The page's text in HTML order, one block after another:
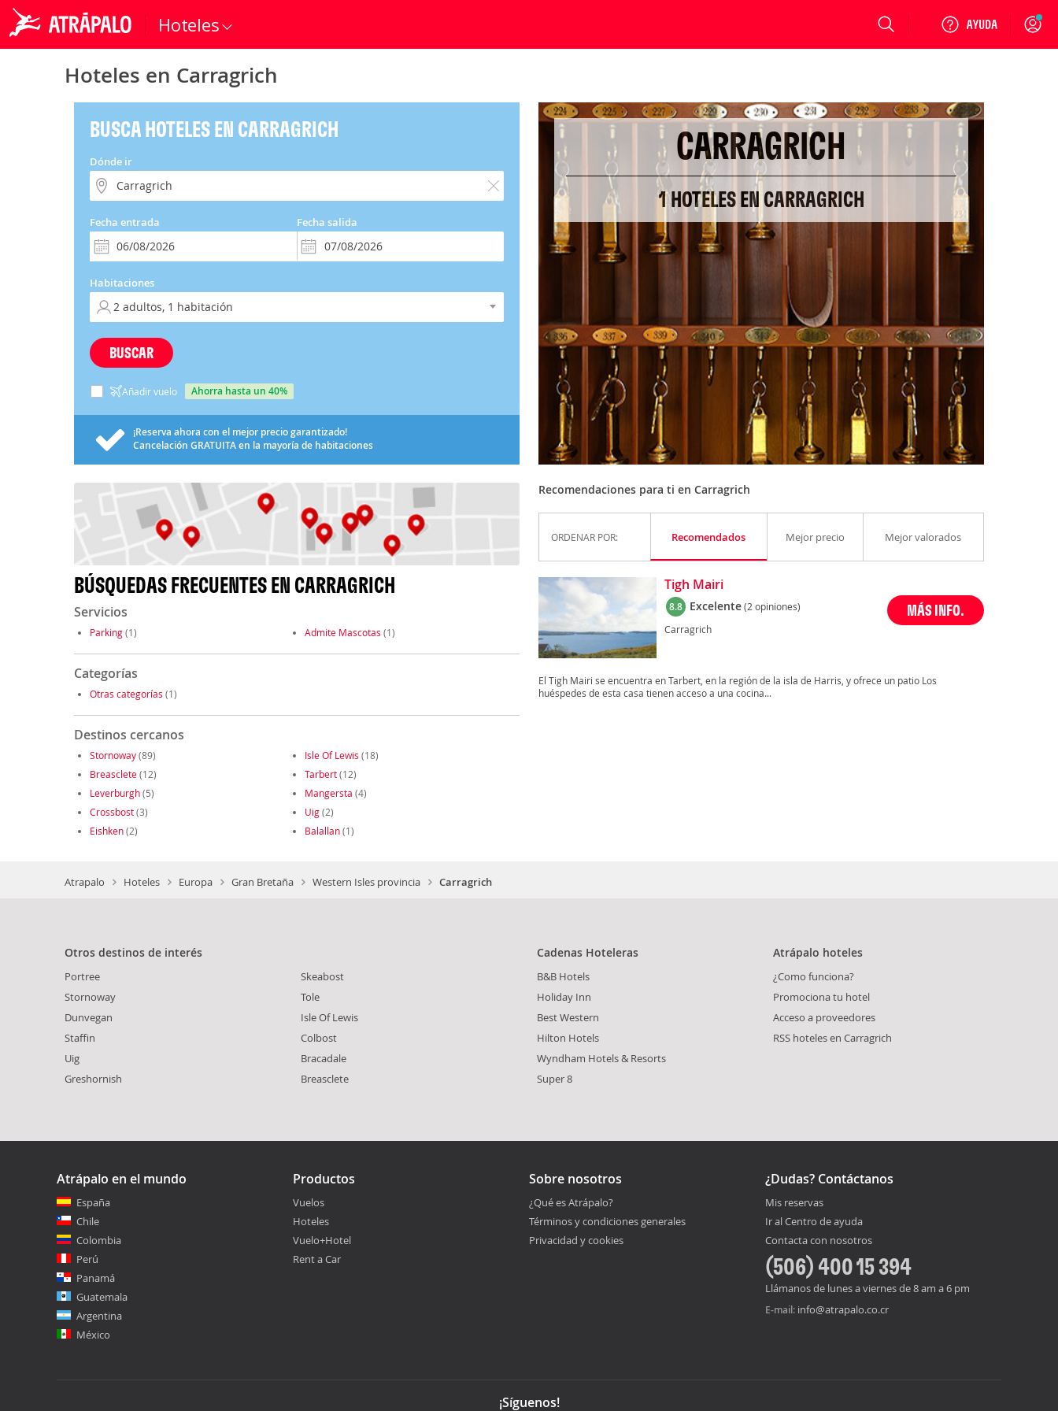
Hoteles Login
Hoteles en Carragrich
BUSCA HOTELES EN CARRAGRICH
Dónde ir
Fecha entrada Fecha salida
Habitaciones
BUSCAR
Añadir vuelo ahorra hasta un 40%
¡Reserva ahora con el mejor precio garantizado!
Cancelación GRATUITAen la mayoría de habitaciones
BÚSQUEDAS FRECUENTES EN CARRAGRICH
Servicios
Parking(1) Admite Mascotas (1)
Categorías
Otras categorías (1)
Destinos cercanos
Stornoway(89) Isle Of Lewis (18)
Breasclete(12) Tarbert(12)
Leverburgh(5) Mangersta (4)
Crossbost(3) Uig(2)
Eishken(2) Balallan(1)
CARRAGRICH
1 HOTELES EN CARRAGRICH
Recomendaciones para ti en Carragrich
ORDENAR POR: Recomendados Mejor precio Mejor valorados
Tigh Mairi
8.8 Excelente(2 opiniones)
Carragrich
MÁS INFO.
El Tigh Mairi se encuentra en Tarbert, en la región de la isla de Harris, y ofrece un patio Los
huéspedes de esta casa tienen acceso a una cocina...
Atrapalo Hoteles Europa Gran Bretaña Western Isles provincia Carragrich
Otros destinos de interés
Portree
Stornoway
Dunvegan
Staffin
Uig
Greshornish
Skeabost
Tole
Isle Of Lewis
Colbost
Bracadale
Breasclete
Cadenas Hoteleras
B&B Hotels
Holiday Inn
Best Western
Hilton Hotels
Wyndham Hotels & Resorts
Super 8
Atrápalo hoteles
¿Como funciona?
Promociona tu hotel
Acceso a proveedores
RSS hoteles en Carragrich
Atrápalo en el mundo
España
Chile
Colombia
Perú
Panamá
Guatemala
Argentina
México
Productos
Vuelos
Hoteles
Vuelo+Hotel
Rent a Car
Sobre nosotros
¿Qué es Atrápalo?
Términos y condiciones generales
Privacidad y cookies
¿Dudas? Contáctanos
Mis reservas
Ir al Centro de ayuda
Contacta con nosotros
(506) 400 15 394
Llámanos de lunes a viernes de 8 am a 6 pm
E-mail: info@atrapalo.co.cr
¡Síguenos!